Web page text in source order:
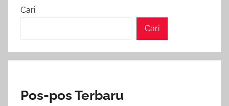
Cari
Cari
Pos-pos Terbaru